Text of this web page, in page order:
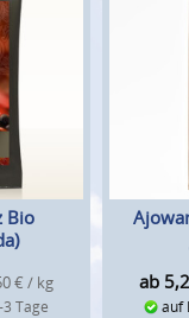
Bio
€ / kg
3 Tage
ab
auf